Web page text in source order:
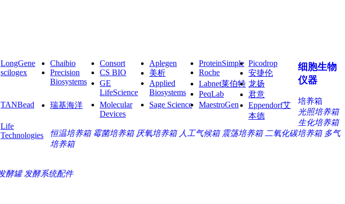
LongGene Chaibio Consort Aplegen ProteinSimple Picodrop
scilogex
Precision
Biosystems
CS BIO 美析 Roche
安捷伦
GE
LifeScience
Applied
Biosystems
Labnet莱伯特 龙扬
PeqLab
君意
TANBead 瑞基海洋
Molecular
Devices
Sage Science MaestroGen
Eppendorf艾
本德
Life
Technologies
细胞生物
仪器
培养箱
光照培养箱
生化培养箱
恒温培养箱 霉菌培养箱 厌氧培养箱 人工气候箱 震荡培养箱 二氧化碳培养箱 多气
培养箱
酵罐 发酵系统配件